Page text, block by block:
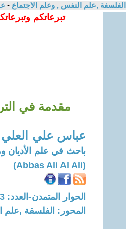
الفلسفة ,علم النفس , وعلم الاجتماع -
تبرعاتكم
مقدمة في
عباس علي العلي
باحث في علم الأديان
(Abbas Ali Al Ali)
الحوار المتمدن-العدد: 7223 - 2022 / 4 / 19 - 23:51
المحور: الفلسفة ,علم